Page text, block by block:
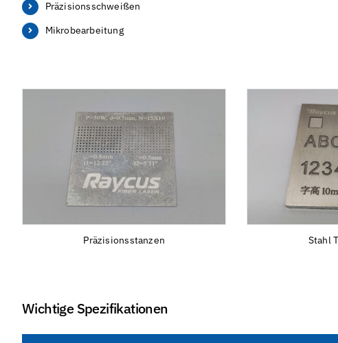
Präzisionsschweißen
Mikrobearbeitung
Präzisionsstanzen Stahl
Wichtige Spezifikationen